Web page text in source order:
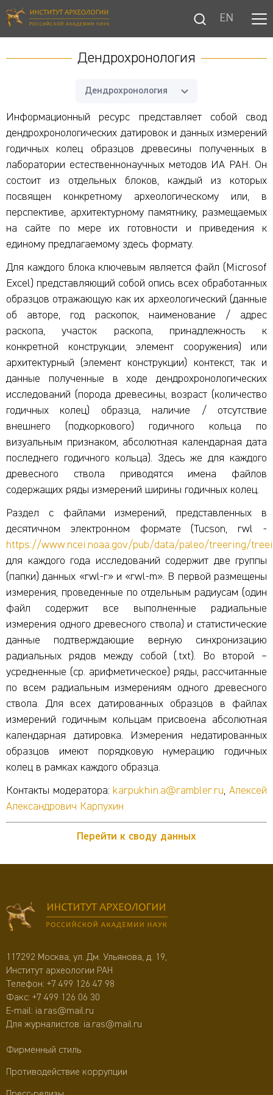
EN
Дендрохронология
Дендрохронология
Информационный ресурс представляет собой свод
дендрохронологических датировок и данных измерений
годичных колец образцов древесины полученных в
лаборатории естественнонаучных методов ИА РАН. Он
состоит из отдельных блоков, каждый из которых
посвящен конкретному археологическому или, в
перспективе, архитектурному памятнику, размещаемых
на сайте по мере их готовности и приведения к
единому предлагаемому здесь формату.
Для каждого блока ключевым является файл (Microsof
Excel) представляющий собой опись всех обработанных
образцов отражающую как их археологический (данные
об авторе, год раскопок, наименование / адрес
раскопа, участок раскопа, принадлежность к
конкретной конструкции, элемент сооружения) или
архитектурный (элемент конструкции) контекст, так и
данные полученные в ходе дендрохронологических
исследований (порода древесины, возраст (количество
годичных колец) образца, наличие / отсутствие
внешнего (подкоркового) годичного кольца по
визуальным признаком, абсолютная календарная дата
последнего годичного кольца). Здесь же для каждого
древесного ствола приводятся имена файлов
содержащих ряды измерений ширины годичных колец.
Раздел с файлами измерений, представленных в
десятичном электронном формате (Tucson, rwl -
https://www.ncei.noaa.gov/pub/data/paleo/treering/
для каждого года исследований содержит две группы
(папки) данных «rwl-r» и «rwl-m». В первой размещены
измерения, проведенные по отдельным радиусам (один
файл содержит все выполненные радиальные
измерения одного древесного ствола) и статистические
данные подтверждающие верную синхронизацию
радиальных рядов между собой (.txt). Во второй –
усредненные (ср. арифметическое) ряды, рассчитанные
по всем радиальным измерениям одного древесного
ствола. Для всех датированных образцов в файлах
измерений годичным кольцам присвоена абсолютная
календарная датировка. Измерения недатированных
образцов имеют порядковую нумерацию годичных
колец в рамках каждого образца.
Контакты модератора: karpukhin.a@rambler.ru,Алексей
Александрович Карпухин
Перейти к своду данных
117292 Москва, ул. Дм. Ульянова, д. 19,
Институт археологии РАН
Телефон: +7 499 126 47 98
Факс: +7 499 126 06 30
E-mail: ia.ras@mail.ru
Для журналистов: ia.ras@mail.ru
Фирменный стиль
Противодействие коррупции